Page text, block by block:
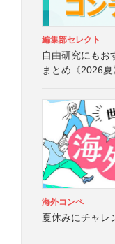
編集部セレクト
自由研究にもお
まとめ《2026夏
海外コンペ
夏休みにチャレ